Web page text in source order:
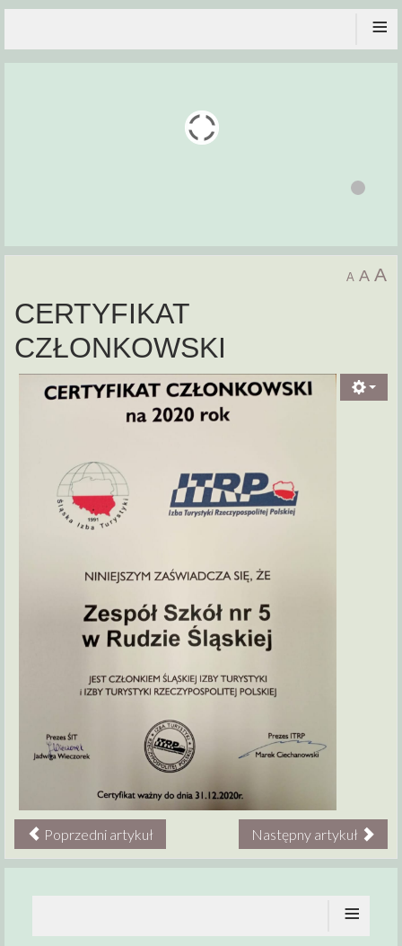
≡
A A A
CERTYFIKAT
CZŁONKOWSKI
Poprzedni artykuł Następny artykuł
≡